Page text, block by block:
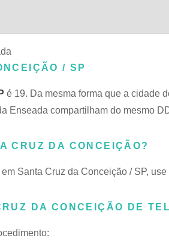
/ SP
é 19. Da mesma forma que a cidade
Enseada compartilham do mesmo
CRUZ DA CONCEIÇÃO?
em Santa Cruz da Conceição / SP, use
DA CONCEIÇÃO DE